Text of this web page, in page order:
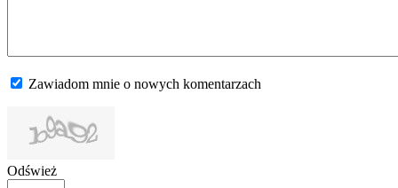
Zawiadom mnie o nowych komentarzach
Odśwież